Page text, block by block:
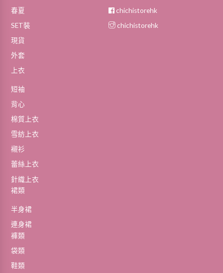
春夏
SET裝
現貨
外套
上衣
短袖
背心
棉質上衣
雪紡上衣
襯衫
蕾絲上衣
針織上衣
裙類
半身裙
連身裙
褲類
袋類
鞋類
chichistorehk
chichistorehk